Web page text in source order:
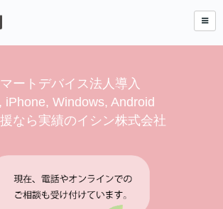
ートデバイス法人導入
iPhone, Windows, Android
なら実績のイシン株式会社